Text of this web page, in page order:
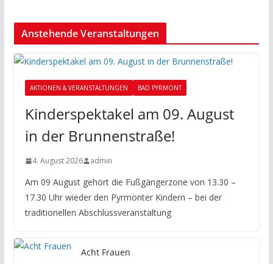
Anstehende Veranstaltungen
AKTIONEN & VERANSTALTUNGEN BAD PYRMONT
Kinderspektakel am 09. August
in der Brunnenstraße!
4. August 2026 admin
Am 09 August gehört die Fußgängerzone von 13.30 –
17.30 Uhr wieder den Pyrmonter Kindern – bei der
traditionellen Abschlussveranstaltung
Acht Frauen